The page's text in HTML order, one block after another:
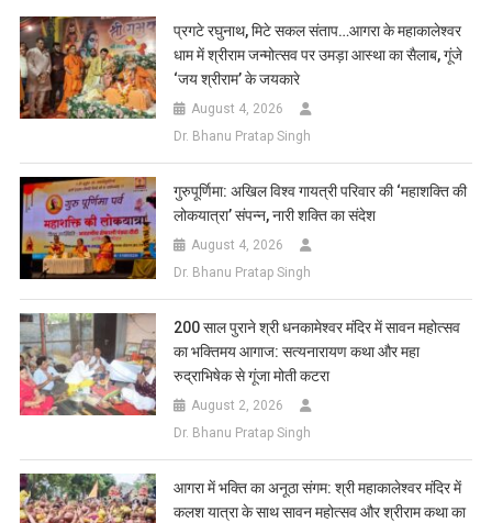
List
प्रगटे रघुनाथ, मिटे सकल संताप…आगरा के महाकालेश्वर
धाम में श्रीराम जन्मोत्सव पर उमड़ा आस्था का सैलाब, गूंजे
‘जय श्रीराम’ के जयकारे
August 4, 2026
Dr. Bhanu Pratap Singh
गुरुपूर्णिमा: अखिल विश्व गायत्री परिवार की ‘महाशक्ति की
लोकयात्रा’ संपन्न, नारी शक्ति का संदेश
August 4, 2026
Dr. Bhanu Pratap Singh
200 साल पुराने श्री धनकामेश्वर मंदिर में सावन महोत्सव
का भक्तिमय आगाज: सत्यनारायण कथा और महा
रुद्राभिषेक से गूंजा मोती कटरा
August 2, 2026
Dr. Bhanu Pratap Singh
आगरा में भक्ति का अनूठा संगम: श्री महाकालेश्वर मंदिर में
कलश यात्रा के साथ सावन महोत्सव और श्रीराम कथा का